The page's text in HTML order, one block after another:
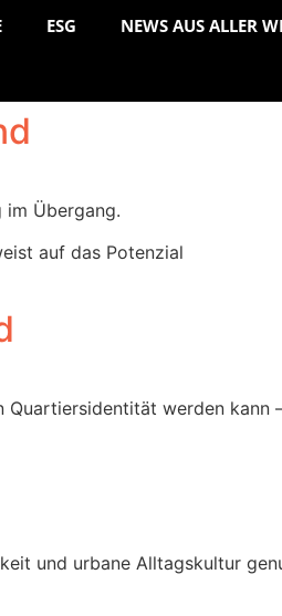
ESG NEWS AUS ALLER
Übergang.
auf das Potenzial
Quartiersidentität werden kann
und urbane Alltagskultur